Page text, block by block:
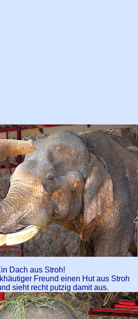
Dach aus Stroh!
Freund einen Hut aus Stroh
sieht recht putzig damit aus.